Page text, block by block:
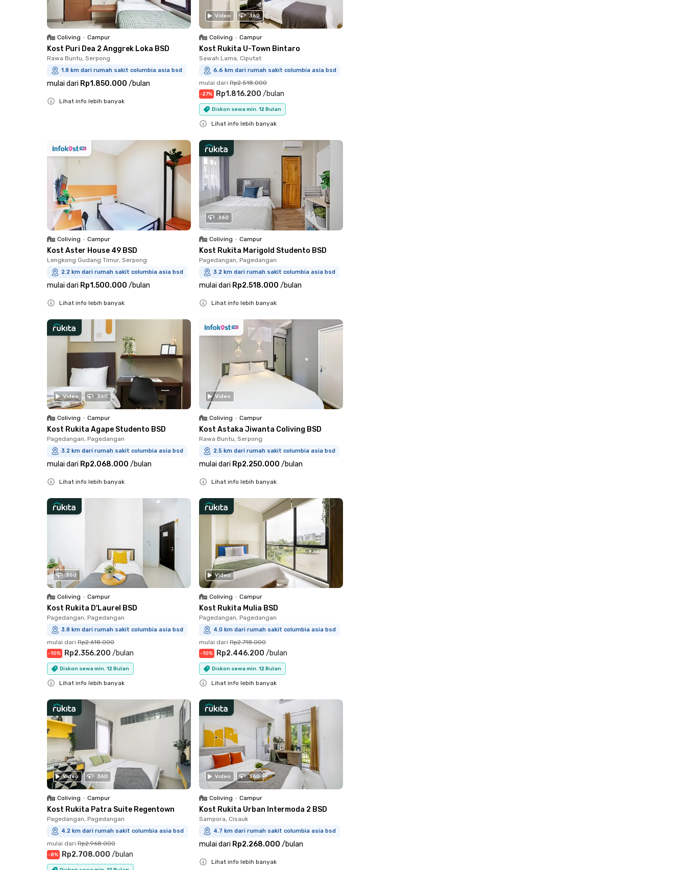
Coliving • Campur
Kost Puri Dea 2 Anggrek Loka BSD
Rawa Buntu, Serpong
1.8 km dari rumah sakit columbia asia bsd
mulai dari Rp1.850.000 /bulan
Lihat info lebih banyak
Video 360
Coliving • Campur
Kost Rukita U-Town Bintaro
Sawah Lama, Ciputat
6.6 km dari rumah sakit columbia asia bsd
mulai dari Rp2.518.000
-27% Rp1.816.200 /bulan
Diskon sewa min. 12 Bulan
Lihat info lebih banyak
Coliving • Campur
Kost Aster House 49 BSD
Lengkong Gudang Timur, Serpong
2.2 km dari rumah sakit columbia asia bsd
mulai dari Rp1.500.000 /bulan
Lihat info lebih banyak
360
Coliving • Campur
Kost Rukita Marigold Studento BSD
Pagedangan, Pagedangan
3.2 km dari rumah sakit columbia asia bsd
mulai dari Rp2.518.000 /bulan
Lihat info lebih banyak
Video 360
Coliving • Campur
Kost Rukita Agape Studento BSD
Pagedangan, Pagedangan
3.2 km dari rumah sakit columbia asia bsd
mulai dari Rp2.068.000 /bulan
Lihat info lebih banyak
Video
Coliving • Campur
Kost Astaka Jiwanta Coliving BSD
Rawa Buntu, Serpong
2.5 km dari rumah sakit columbia asia bsd
mulai dari Rp2.250.000 /bulan
Lihat info lebih banyak
360
Coliving • Campur
Kost Rukita D'Laurel BSD
Pagedangan, Pagedangan
3.8 km dari rumah sakit columbia asia bsd
mulai dari Rp2.618.000
-10% Rp2.356.200 /bulan
Diskon sewa min. 12 Bulan
Lihat info lebih banyak
Video
Coliving • Campur
Kost Rukita Mulia BSD
Pagedangan, Pagedangan
4.0 km dari rumah sakit columbia asia bsd
mulai dari Rp2.718.000
-10% Rp2.446.200 /bulan
Diskon sewa min. 12 Bulan
Lihat info lebih banyak
Video 360
Coliving • Campur
Kost Rukita Patra Suite Regentown
Pagedangan, Pagedangan
4.2 km dari rumah sakit columbia asia bsd
mulai dari Rp2.968.000
-8% Rp2.708.000 /bulan
Video 360
Coliving • Campur
Kost Rukita Urban Intermoda 2 BSD
Sampora, Cisauk
4.7 km dari rumah sakit columbia asia bsd
mulai dari Rp2.268.000 /bulan
Lihat info lebih banyak